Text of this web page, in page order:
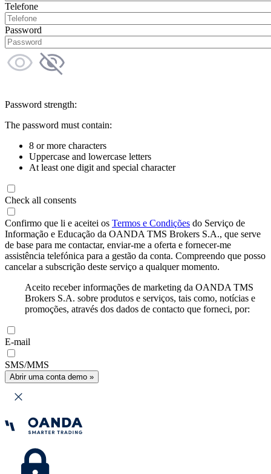
Telefone
Password
Password strength:
The password must contain:
8 or more characters
Uppercase and lowercase letters
At least one digit and special character
Check all consents
Confirmo que li e aceitei os Termos e Condições do Serviço de
Informação e Educação da OANDA TMS Brokers S.A., que serve
de base para me contactar, enviar-me a oferta e fornecer-me
assistência telefónica para a gestão da conta. Compreendo que posso
cancelar a subscrição deste serviço a qualquer momento.
Aceito receber informações de marketing da OANDA TMS
Brokers S.A. sobre produtos e serviços, tais como, notícias e
promoções, através dos dados de contacto que forneci, por:
E-mail
SMS/MMS
Abrir uma conta demo »